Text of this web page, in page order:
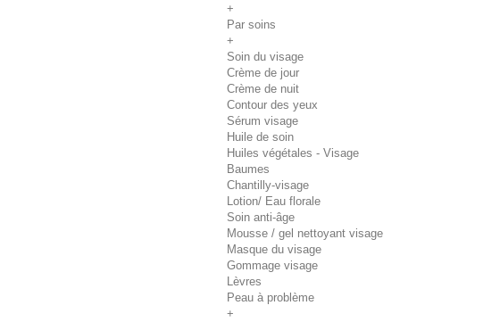
+
Par soins
+
Soin du visage
Crème de jour
Crème de nuit
Contour des yeux
Sérum visage
Huile de soin
Huiles végétales - Visage
Baumes
Chantilly-visage
Lotion/ Eau florale
Soin anti-âge
Mousse / gel nettoyant visage
Masque du visage
Gommage visage
Lèvres
Peau à problème
+